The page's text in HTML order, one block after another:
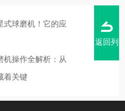
式球磨机！它的应
机操作全解析：从
着关键
返回列